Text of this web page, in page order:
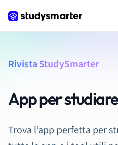
Rivista StudySmarter
App per studiare
Trova l’app perfetta per